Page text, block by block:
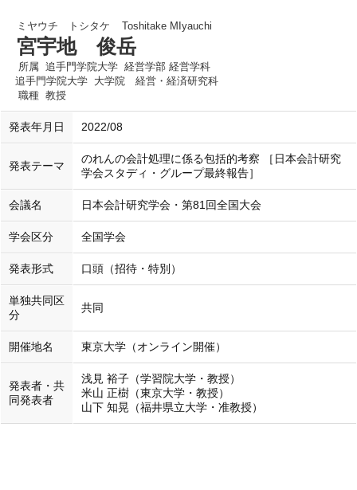
ミヤウチ トシタケ Toshitake MIyauchi
宮宇地 俊岳
所属 追手門学院大学 経営学部 経営学科
追手門学院大学 大学院 経営・経済研究科
職種 教授
発表年月日 2022/08
発表テーマ
のれんの会計処理に係る包括的考察 ［日本会計研究
学会スタディ・グループ最終報告］
会議名 日本会計研究学会・第81回全国大会
学会区分 全国学会
発表形式 口頭（招待・特別）
単独共同区
分
共同
開催地名 東京大学（オンライン開催）
発表者・共
同発表者
浅見 裕子（学習院大学・教授）
米山 正樹（東京大学・教授）
山下 知晃（福井県立大学・准教授）